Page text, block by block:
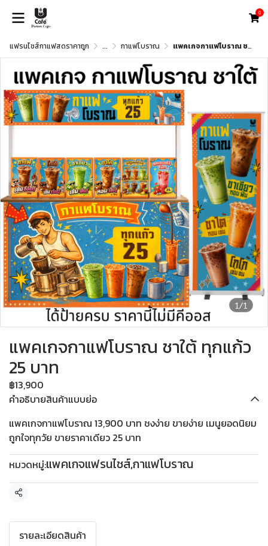
0
แฟรนไชส์กาแฟสดราคาถูก ... กาแฟโบราณ แพคเกจกาแฟโบราณ ชาใต้ ทุกแก้ว 25 บาท
1/1
แพคเกจกาแฟโบราณ ชาใต้ ทุกแก้ว
25 บาท
฿13,900
คำอธิบายสินค้าแบบย่อ
แพคเกจกาแฟโบราณ 13,900 บาท ชงง่าย ขายง่าย เมนูยอดนิยม
ถูกใจทุกวัย ขายราคาเดียว 25 บาท
หมวดหมู่:แพคเกจแฟรนไชส์,กาแฟโบราณ
แชร์
รายละเอียดสินค้า